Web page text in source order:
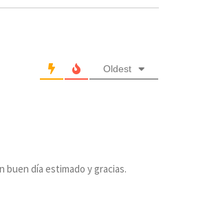
Oldest
buen día estimado y gracias.